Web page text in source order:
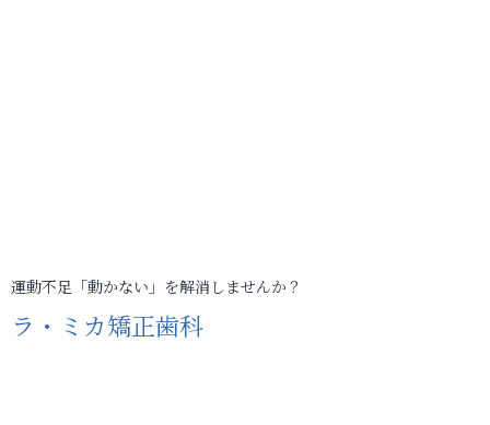
運動不足「動かない」を解消しませんか？
ラ・ミカ矯正歯科